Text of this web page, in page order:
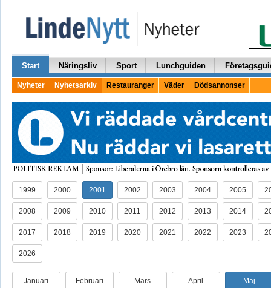
Start Näringsliv Sport Lunchguiden
Nyheter Nyhetsarkiv Restauranger Väder Dödsannonser
1999 2000 2001 2002 2003 2004 2005
2008 2009 2010 2011 2012 2013 2014
2017 2018 2019 2020 2021 2022 2023
2026
Januari Februari Mars April Maj